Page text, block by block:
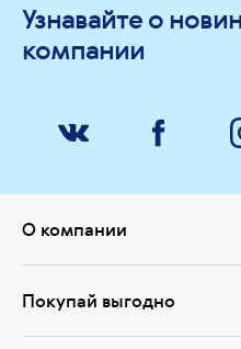
Узнавайте о
компании
О компании
Покупай выгодно